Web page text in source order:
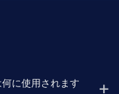
に使用されます